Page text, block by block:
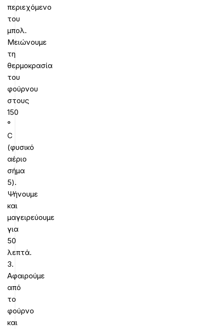
περιεχόμενο
του
μπολ.
Μειώνουμε
τη
θερμοκρασία
του
φούρνου
στους
150
°
C
(φυσικό
αέριο
σήμα
5).
Ψήνουμε
και
μαγειρεύουμε
για
50
λεπτά.
3.
Αφαιρούμε
από
το
φούρνο
και